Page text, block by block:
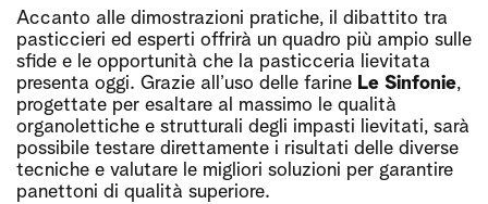
Accanto alle dimostrazioni pratiche, il dibattito tra
pasticcieri ed esperti offrirà un quadro più ampio sulle
sfide e le opportunità che la pasticceria lievitata
presenta oggi. Grazie all’uso delle farine Le Sinfonie,
progettate per esaltare al massimo le qualità
organolettiche e strutturali degli impasti lievitati, sarà
possibile testare direttamente i risultati delle diverse
tecniche e valutare le migliori soluzioni per garantire
panettoni di qualità superiore.